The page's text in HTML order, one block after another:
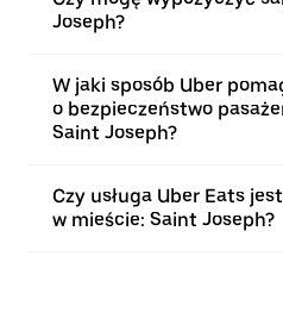
Joseph?
W jaki sposób Uber
o bezpieczeństwo
Saint Joseph?
Czy usługa Uber Eats
w mieście: Saint Joseph?